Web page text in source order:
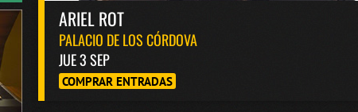
ARIEL ROT
PALACIO DE LOS CÓRDOVA
JUE 3 SEP
COMPRAR ENTRADAS